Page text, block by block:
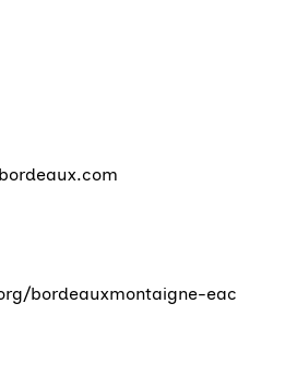
bordeauxmontaigne-eac